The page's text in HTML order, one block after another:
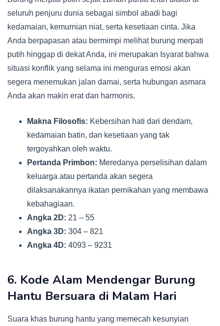
seluruh penjuru dunia sebagai simbol abadi bagi
kedamaian, kemurnian niat, serta kesetiaan cinta. Jika
Anda berpapasan atau bermimpi melihat burung merpati
putih hinggap di dekat Anda, ini merupakan Isyarat bahwa
situasi konflik yang selama ini menguras emosi akan
segera menemukan jalan damai, serta hubungan asmara
Anda akan makin erat dan harmonis.
Makna Filosofis: Kebersihan hati dari dendam,
kedamaian batin, dan kesetiaan yang tak
tergoyahkan oleh waktu.
Pertanda Primbon: Meredanya perselisihan dalam
keluarga atau pertanda akan segera
dilaksanakannya ikatan pernikahan yang membawa
kebahagiaan.
Angka 2D: 21 – 55
Angka 3D: 304 – 821
Angka 4D: 4093 – 9231
6. Kode Alam Mendengar Burung
Hantu Bersuara di Malam Hari
Suara khas burung hantu yang memecah kesunyian